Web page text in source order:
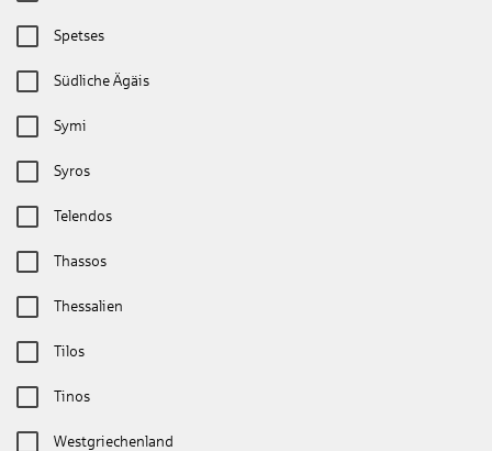
Spetses
Südliche Ägäis
Symi
Syros
Telendos
Thassos
Thessalien
Tilos
Tinos
Westgriechenland